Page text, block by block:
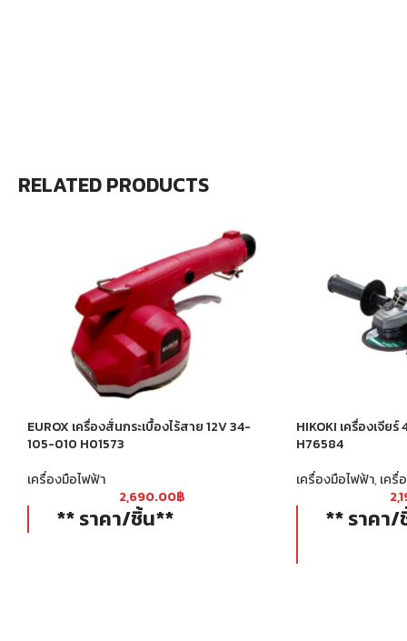
RELATED PRODUCTS
EUROX เครื่องสั่นกระเบื้องไร้สาย 12V 34-
105-010 H01573
เครื่องมือไฟฟ้า
2,690.00฿
** ราคา/ชิ้น**
HIKOKI เครื่องเจีย
H76584
เครื่องมือไฟฟ้า, เครื่
** ราคา